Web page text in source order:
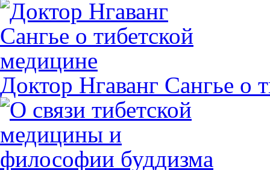
Доктор Нгаванг Сангье о